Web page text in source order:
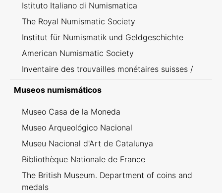
Istituto Italiano di Numismatica
The Royal Numismatic Society
Institut für Numismatik und Geldgeschichte
American Numismatic Society
Inventaire des trouvailles monétaires suisses /
Museos numismáticos
Museo Casa de la Moneda
Museo Arqueológico Nacional
Museu Nacional d'Art de Catalunya
Bibliothèque Nationale de France
The British Museum. Department of coins and
medals